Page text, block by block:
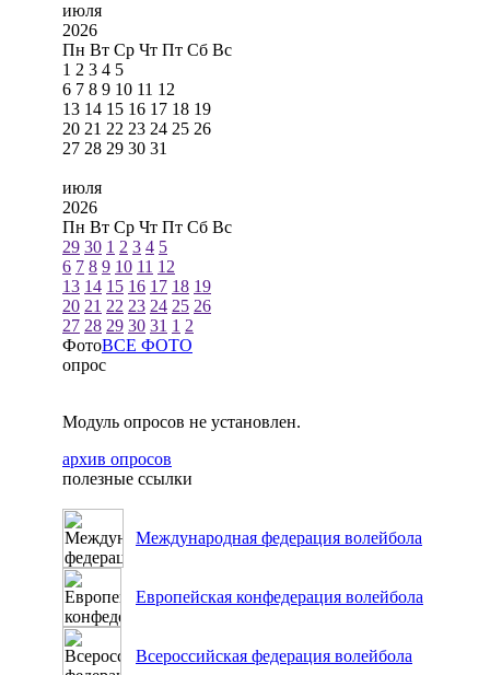
июля
2026
Пн Вт Ср Чт Пт Сб Вс
1 2 3 4 5
6 7 8 9 10 11 12
13 14 15 16 17 18 19
20 21 22 23 24 25 26
27 28 29 30 31
июля
2026
Пн Вт Ср Чт Пт Сб Вс
29 30 1 2 3 4 5
6 7 8 9 10 11 12
13 14 15 16 17 18 19
20 21 22 23 24 25 26
27 28 29 30 31 1 2
ФотоВСЕ ФОТО
опрос
Модуль опросов не установлен.
архив опросов
полезные ссылки
Международная федерация волейбола
Европейская конфедерация волейбола
Всероссийская федерация волейбола